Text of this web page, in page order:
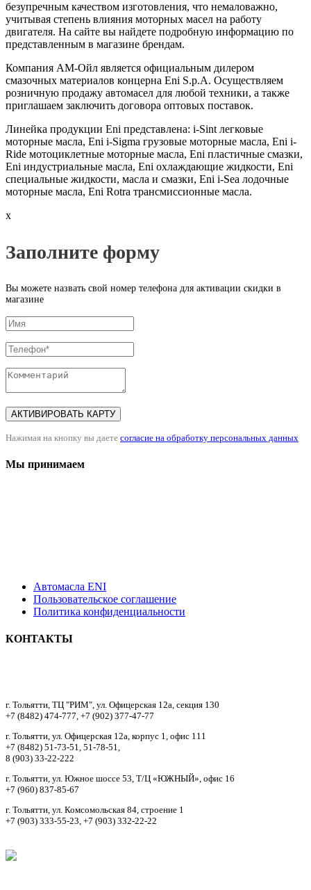
безупречным качеством изготовления, что немаловажно,
учитывая степень влияния моторных масел на работу
двигателя. На сайте вы найдете подробную информацию по
представленным в магазине брендам.
Компания АМ-Ойл является официальным дилером
смазочных материалов концерна Eni S.p.A. Осуществляем
розничную продажу автомасел для любой техники, а также
приглашаем заключить договора оптовых поставок.
Линейка продукции Eni представлена: i-Sint легковые
моторные масла, Eni i-Sigma грузовые моторные масла, Eni i-
Ride мотоциклетные моторные масла, Eni пластичные смазки,
Eni индустриальные масла, Eni охлаждающие жидкости, Eni
специальные жидкости, масла и смазки, Eni i-Sea лодочные
моторные масла, Eni Rotra трансмиссионные масла.
x
Заполните форму
Вы можете назвать свой номер телефона для активации скидки в
магазине
АКТИВИРОВАТЬ КАРТУ
Нажимая на кнопку вы даете согласие на обработку персональных данных
Мы принимаем
Автомасла ENI
Пользовательское соглашение
Политика конфиденциальности
КОНТАКТЫ
г. Тольятти, ТЦ "РИМ", ул. Офицерская 12а, секция 130
+7 (8482) 474-777, +7 (902) 377-47-77
г. Тольятти, ул. Офицерская 12а, корпус 1, офис 111
+7 (8482) 51-73-51, 51-78-51,
8 (903) 33-22-222
г. Тольятти, ул. Южное шоссе 53, Т/Ц «ЮЖНЫЙ», офис 16
+7 (960) 837-85-67
г. Тольятти, ул. Комсомольская 84, строение 1
+7 (903) 333-55-23, +7 (903) 332-22-22